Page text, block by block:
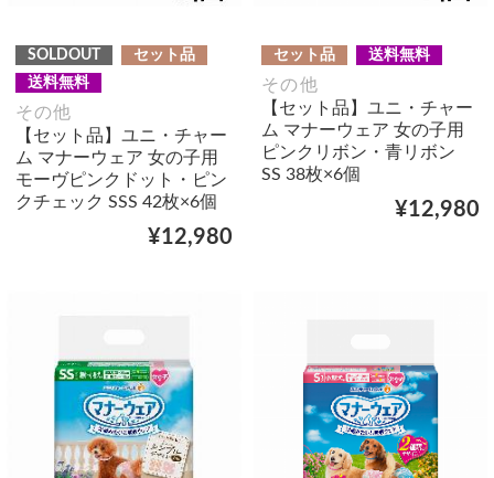
SOLDOUT
セット品
送料無料
その他
【セット品】ユニ・チャー
ム マナーウェア 女の子用
モーヴピンクドット・ピン
クチェック SSS 42枚×6個
¥12,980
セット品 送料無料
その他
【セット品】ユニ・チャー
ム マナーウェア 女の子用
ピンクリボン・青リボン
SS 38枚×6個
¥12,980